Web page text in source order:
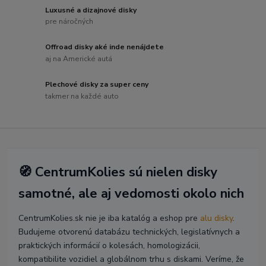
Luxusné a dizajnové disky
pre náročných
Offroad disky aké inde nenájdete
aj na Americké autá
Plechové disky za super ceny
takmer na každé auto
🧭 CentrumKolies sú nielen disky
samotné, ale aj vedomosti okolo nich
CentrumKolies.sk nie je iba katalóg a eshop pre alu disky.
Budujeme otvorenú databázu technických, legislatívnych a
praktických informácií o kolesách, homologizácii,
kompatibilite vozidiel a globálnom trhu s diskami. Veríme, že